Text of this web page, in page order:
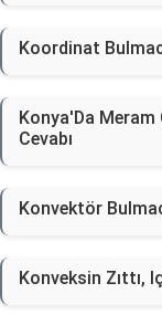
Koordinat
Konya'Da Meram
Cevabı
Konvektör
Konveksin Zıttı,